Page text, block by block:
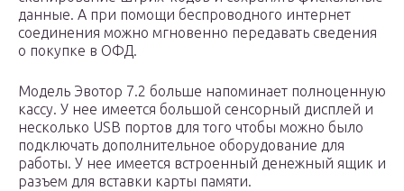
данные. А при помощи беспроводного интернет
соединения можно мгновенно передавать сведения
о покупке в ОФД.
Модель Эвотор 7.2 больше напоминает полноценную
кассу. У нее имеется большой сенсорный дисплей и
несколько USB портов для того чтобы можно было
подключать дополнительное оборудование для
работы. У нее имеется встроенный денежный ящик и
разъем для вставки карты памяти.